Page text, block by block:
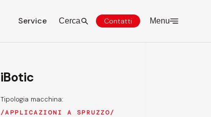
Service Cerca Contatti Menu
iBotic
Tipologia macchina:
APPLICAZIONI A SPRUZZO